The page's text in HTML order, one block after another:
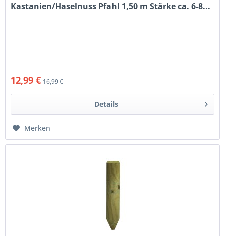
Kastanien/Haselnuss Pfahl 1,50 m Stärke ca. 6-8...
12,99 € 16,99 €
Details
Merken